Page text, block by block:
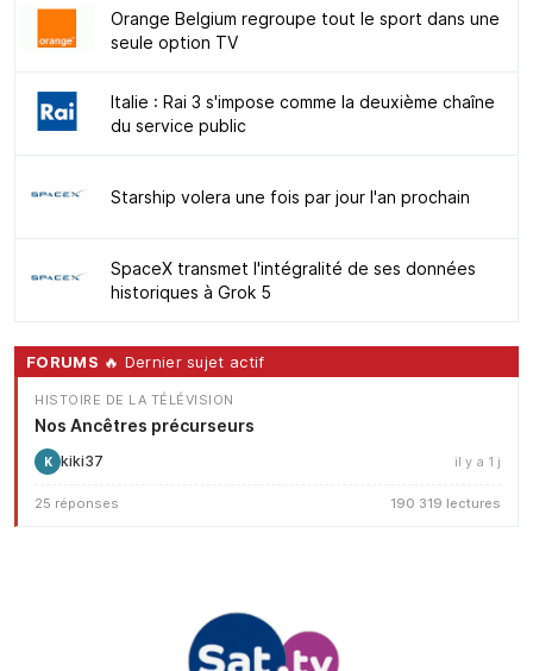
Orange Belgium regroupe tout le sport dans une
seule option TV
Italie : Rai 3 s'impose comme la deuxième chaîne
du service public
Starship volera une fois par jour l'an prochain
SpaceX transmet l'intégralité de ses données
historiques à Grok 5
FORUMS 🔥 Dernier sujet actif
HISTOIRE DE LA TÉLÉVISION
Nos Ancêtres précurseurs
K kiki37 il y a 1 j
25 réponses 190 319 lectures